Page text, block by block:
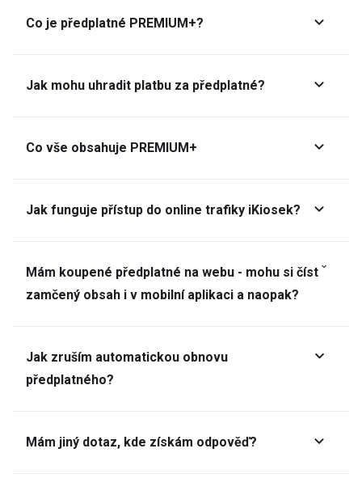
Co je předplatné PREMIUM+?
Jak mohu uhradit platbu za předplatné?
Co vše obsahuje PREMIUM+
Jak funguje přístup do online trafiky iKiosek?
Mám koupené předplatné na webu - mohu si číst
zamčený obsah i v mobilní aplikaci a naopak?
Jak zruším automatickou obnovu
předplatného?
Mám jiný dotaz, kde získám odpověď?